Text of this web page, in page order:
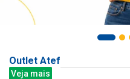
Outlet Atef
Veja mais